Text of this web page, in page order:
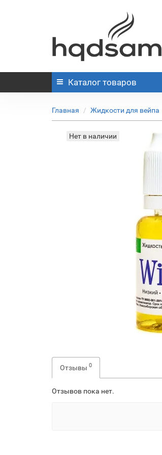
Каталог товаров
Главная Жидкости для вейпа
Нет в наличии
Отзывы 0
Отзывов пока нет.